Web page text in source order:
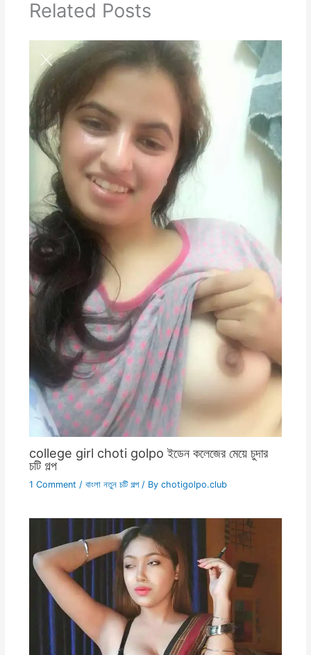
Related Posts
college girl choti golpo ইডেন কলেজের মেয়ে চুদার
চটি গল্প
1 Comment / বাংলা নতুন চটি গল্প/ By chotigolpo.club